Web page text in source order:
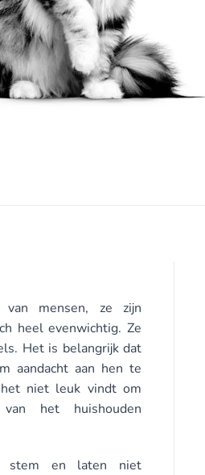
van mensen, ze zijn
heel evenwichtig. Ze
Het is belangrijk dat
aandacht aan hen te
niet leuk vindt om
het huishouden
stem en laten niet